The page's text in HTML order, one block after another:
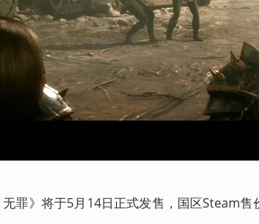
无罪》将于5月14日正式发售，国区Steam